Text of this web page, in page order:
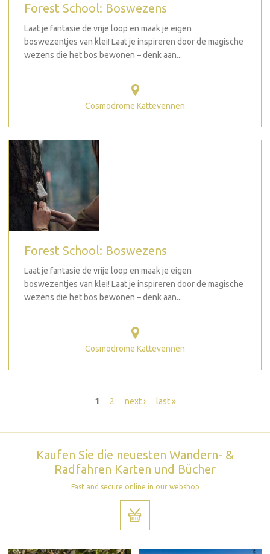
Forest School: Boswezens
Laat je fantasie de vrije loop en maak je eigen
boswezentjes van klei! Laat je inspireren door de magische
wezens die het bos bewonen – denk aan...
Cosmodrome Kattevennen
Forest School: Boswezens
Laat je fantasie de vrije loop en maak je eigen
boswezentjes van klei! Laat je inspireren door de magische
wezens die het bos bewonen – denk aan...
Cosmodrome Kattevennen
1 2 next › last »
Kaufen Sie die neuesten Wandern- &
Radfahren Karten und Bücher
Fast and secure online in our webshop